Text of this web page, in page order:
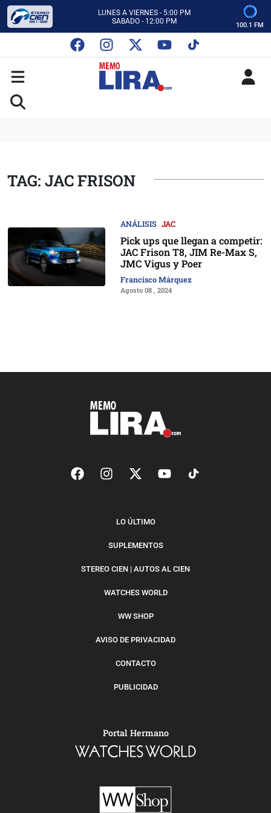
LUNES A VIERNES - 5:00 PM
SABADO - 12:00 PM
CON MEMO LIRA Y SU EQUIPO
LUNES A VIERNES - 5:00 PM
SABADO - 12:00 PM
100.1 FM
TAG: JAC FRISON
ANÁLISIS JAC
Pick ups que llegan a competir:
JAC Frison T8, JIM Re-Max S,
JMC Vigus y Poer
Francisco Márquez
Agosto 08 , 2024
LO ÚLTIMO
SUPLEMENTOS
STEREO CIEN | AUTOS AL CIEN
WATCHES WORLD
WW SHOP
AVISO DE PRIVACIDAD
CONTACTO
PUBLICIDAD
Portal Hermano